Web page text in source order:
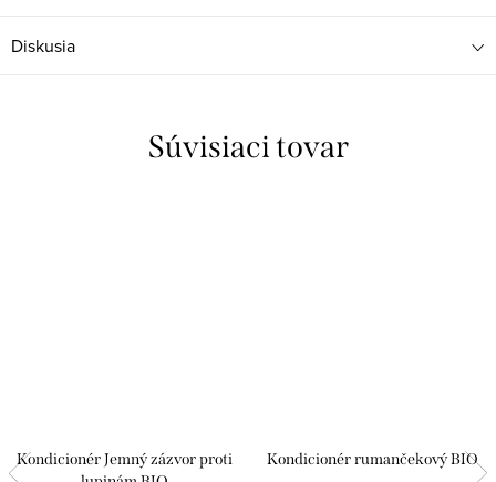
Diskusia
Súvisiaci tovar
Kondicionér Jemný zázvor proti
Kondicionér rumančekový BIO